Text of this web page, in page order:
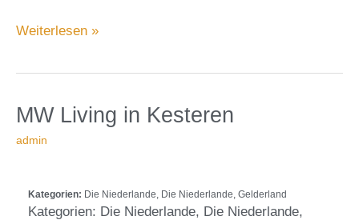
Weiterlesen »
MW Living in Kesteren
admin
Kategorien: Die Niederlande, Die Niederlande, Gelderland
Kategorien: Die Niederlande, Die Niederlande,
MW
Living
in
Kesteren